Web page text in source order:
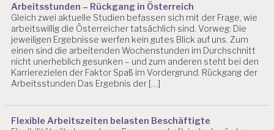
E
N
F
A
O
W
E
R
Arbeitsstunden – Rückgang in Österreich
Gleich zwei aktuelle Studien befassen sich mit der Frage, wie
arbeitswillig die Österreicher tatsächlich sind. Vorweg: Die
jeweiligen Ergebnisse werfen kein gutes Blick auf uns. Zum
einen sind die arbeitenden Wochenstunden im Durchschnitt
nicht unerheblich gesunken – und zum anderen steht bei den
Karrierezielen der Faktor Spaß im Vordergrund. Rückgang der
Arbeitsstunden Das Ergebnis der […]
Flexible Arbeitszeiten belasten Beschäftigte